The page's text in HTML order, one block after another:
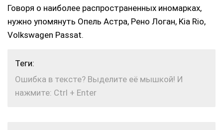
Говоря о наиболее распространенных иномарках,
нужно упомянуть Опель Астра, Рено Логан, Kia Rio,
Volkswagen Passat.
Теги:
Ошибка в тексте? Выделите её мышкой! И
нажмите: Ctrl + Enter